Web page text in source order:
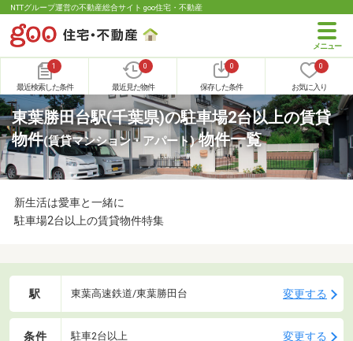
NTTグループ運営の不動産総合サイト goo住宅・不動産
1
最近検索した条件
0
最近見た物件
0
保存した条件
0
お気に入り
東葉勝田台駅(千葉県)の駐車場2台以上の賃貸
物件(賃貸マンション・アパート)物件一覧
新生活は愛車と一緒に
駐車場2台以上の賃貸物件特集
駅 東葉高速鉄道/東葉勝田台 変更する
条件 駐車2台以上 変更する